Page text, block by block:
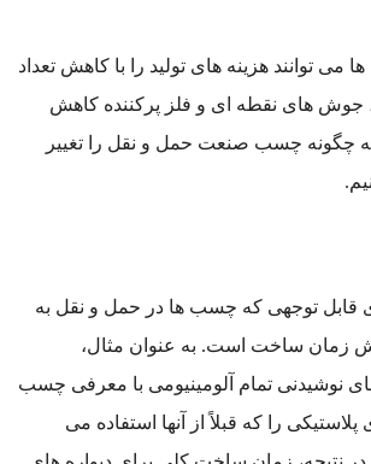
می توانند هزینه های تولید را با کاهش تعداد
جوش های نقطه ای و فلز پرکننده کاهش
چگونه چسب صنعت حمل و نقل را تغییر
قابل توجهی که چسب ها در حمل و نقل به
زمان ساخت است. به عنوان مثال،
نوشیدنی تمام آلومینیومی با معرفی چسب
را که قبلاً از آنها استفاده می